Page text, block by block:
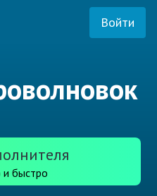
Войти
и быстро